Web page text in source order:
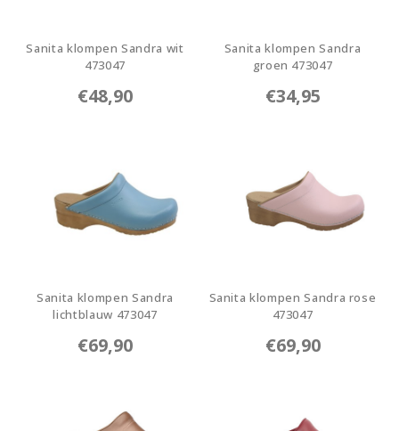
Sanita klompen Sandra wit
473047
€48,90
Sanita klompen Sandra
groen 473047
€34,95
Sanita klompen Sandra
lichtblauw 473047
€69,90
Sanita klompen Sandra rose
473047
€69,90